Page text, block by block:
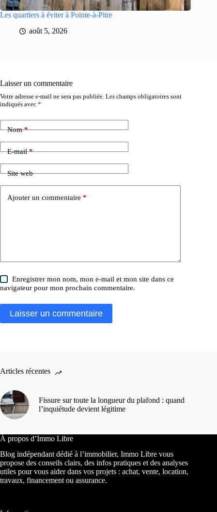
Les quartiers à éviter à Pointe-à-Pitre
août 5, 2026
Laisser un commentaire
Votre adresse e-mail ne sera pas publiée. Les champs obligatoires sont
indiqués avec *
Nom*
E-mail*
Site web
Ajouter un commentaire *
Enregistrer mon nom, mon e-mail et mon site dans ce
navigateur pour mon prochain commentaire.
Laisser un commentaire
Articles récentes
Fissure sur toute la longueur du plafond : quand
l’inquiétude devient légitime
À propos d’Immo Libre
Blog indépendant dédié à l’immobilier, Immo Libre vous
propose des conseils clairs, des infos pratiques et des analyses
utiles pour vous aider dans vos projets : achat, vente, location,
travaux, financement ou assurance.